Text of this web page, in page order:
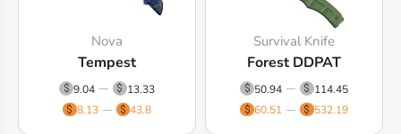
Nova
Tempest
9.04
13.33
8.13
43.8
Survival Knife
Forest DDPAT
50.94
114.45
60.51
532.19